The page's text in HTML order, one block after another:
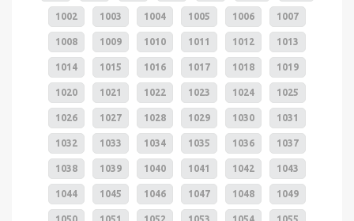
1002 1003 1004 1005 1006 1007
1008 1009 1010 1011 1012 1013
1014 1015 1016 1017 1018 1019
1020 1021 1022 1023 1024 1025
1026 1027 1028 1029 1030 1031
1032 1033 1034 1035 1036 1037
1038 1039 1040 1041 1042 1043
1044 1045 1046 1047 1048 1049